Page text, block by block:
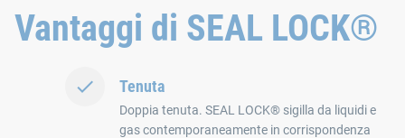
Vantaggi di SEAL LOCK®
Tenuta
Doppia tenuta. SEAL LOCK® sigilla da liquidi e
gas contemporaneamente in corrispondenza